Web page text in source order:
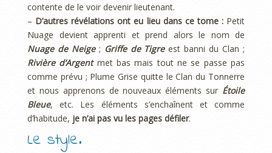
contente de le voir devenir lieutenant.
– D’autres révélations ont eu lieu dans ce tome :Petit
Nuage devient apprenti et prend alors le nom de
Nuage de Neige; Griffe de Tigreest banni du Clan ;
Rivière d’Argentmet bas mais tout ne se passe pas
comme prévu ; Plume Grise quitte le Clan du Tonnerre
et nous apprenons de nouveaux éléments sur Étoile
Bleue, etc. Les éléments s’enchaînent et comme
d’habitude, je n’ai pas vu les pages défiler.
Le style.